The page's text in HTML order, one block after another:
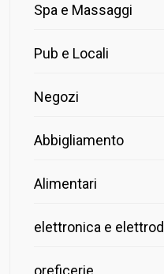
Spa e Massaggi
Pub e Locali
Negozi
Abbigliamento
Alimentari
elettronica e
oreficerie